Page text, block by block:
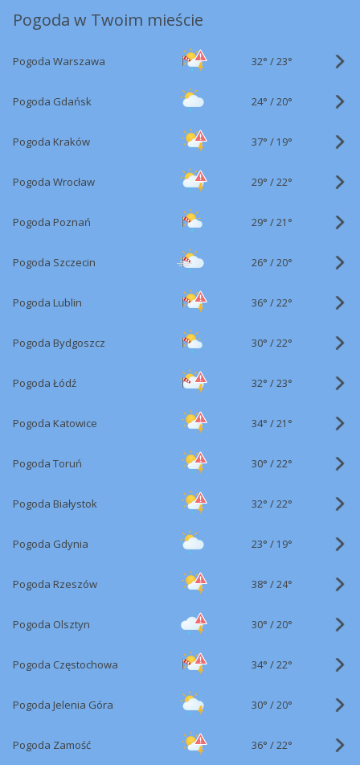
Pogoda w Twoim mieście
Pogoda Warszawa 32° /23°
Pogoda Gdańsk 24° /20°
Pogoda Kraków 37° / 19°
Pogoda Wrocław 29° /22°
Pogoda Poznań 29° /21°
Pogoda Szczecin 26° /20°
Pogoda Lublin 36° /22°
Pogoda Bydgoszcz 30° /22°
Pogoda Łódź 32° /23°
Pogoda Katowice 34° /21°
Pogoda Toruń 30° /22°
Pogoda Białystok 32° /22°
Pogoda Gdynia 23° / 19°
Pogoda Rzeszów 38° /24°
Pogoda Olsztyn 30° /20°
Pogoda Częstochowa 34° /22°
Pogoda Jelenia Góra 30° /20°
Pogoda Zamość 36° /22°